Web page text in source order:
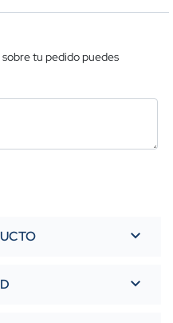
sobre tu pedido puedes